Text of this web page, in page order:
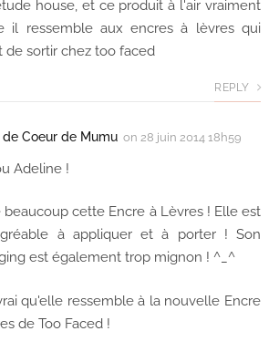
house, et ce produit à l'air vraiment
il ressemble aux encres à lèvres qui
de sortir chez too faced
REPLY
de Coeur de Mumu on 28 juin 2014 18h59
Adeline !
beaucoup cette Encre à Lèvres ! Elle est
à appliquer et à porter ! Son
est également trop mignon ! ^_^
qu'elle ressemble à la nouvelle Encre
de Too Faced !